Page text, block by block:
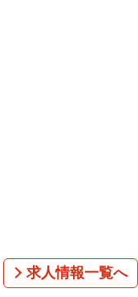
メートル。本物のレ
求人情報一覧へ